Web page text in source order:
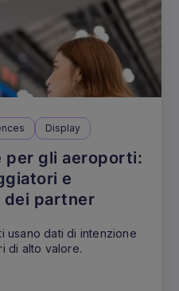
Display
per gli aeroporti:
e
dei partner
usano dati di intenzione
di alto valore.